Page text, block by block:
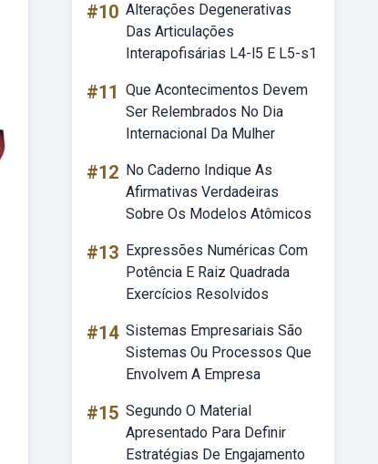
#10 Alterações Degenerativas
Das Articulações
Interapofisárias L4-l5 E L5-s1
#11 Que Acontecimentos Devem
Ser Relembrados No Dia
Internacional Da Mulher
#12 No Caderno Indique As
Afirmativas Verdadeiras
Sobre Os Modelos Atômicos
#13 Expressões Numéricas Com
Potência E Raiz Quadrada
Exercícios Resolvidos
#14 Sistemas Empresariais São
Sistemas Ou Processos Que
Envolvem A Empresa
#15 Segundo O Material
Apresentado Para Definir
Estratégias De Engajamento